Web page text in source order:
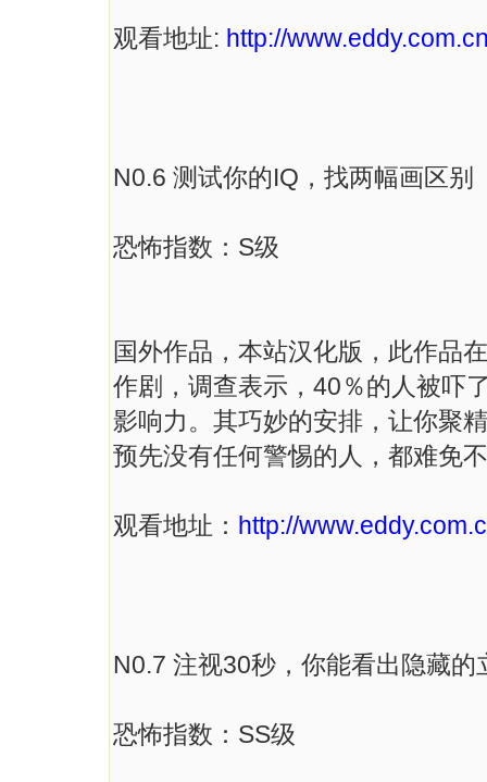
观看地址: http://
N0.6 测试你的IQ，找两幅画区别
恐怖指数：S级
国外作品，本站汉化版，此作品
作剧，调查表示，40％的人被吓
影响力。其巧妙的安排，让你聚
预先没有任何警惕的人，都难免
观看地址： http://
N0.7 注视30秒，你能看出隐藏的
恐怖指数：SS级